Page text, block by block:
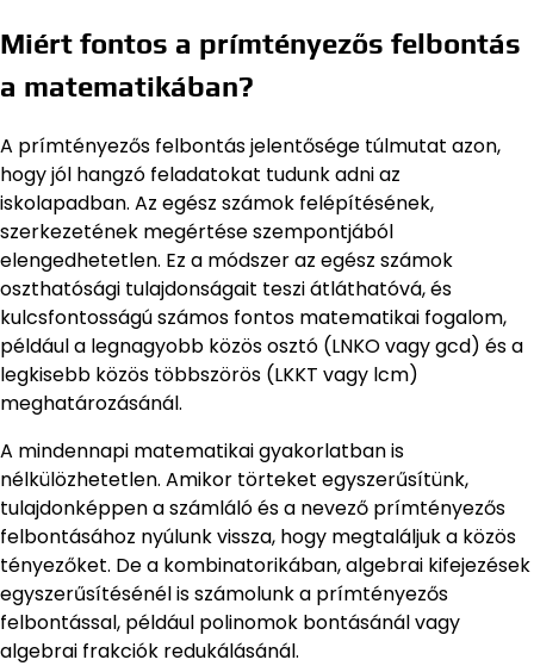
Miért fontos a prímtényezős felbontás
a matematikában?
A prímtényezős felbontás jelentősége túlmutat azon,
hogy jól hangzó feladatokat tudunk adni az
iskolapadban. Az egész számok felépítésének,
szerkezetének megértése szempontjából
elengedhetetlen. Ez a módszer az egész számok
oszthatósági tulajdonságait teszi átláthatóvá, és
kulcsfontosságú számos fontos matematikai fogalom,
például a legnagyobb közös osztó (LNKO vagy gcd) és a
legkisebb közös többszörös (LKKT vagy lcm)
meghatározásánál.
A mindennapi matematikai gyakorlatban is
nélkülözhetetlen. Amikor törteket egyszerűsítünk,
tulajdonképpen a számláló és a nevező prímtényezős
felbontásához nyúlunk vissza, hogy megtaláljuk a közös
tényezőket. De a kombinatorikában, algebrai kifejezések
egyszerűsítésénél is számolunk a prímtényezős
felbontással, például polinomok bontásánál vagy
algebrai frakciók redukálásánál.